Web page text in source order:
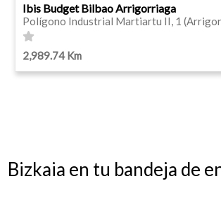
Ibis Budget Bilbao Arrigorriaga
Polígono Industrial Martiartu II, 1
2,989.74 Km
Bizkaia en tu bandeja de